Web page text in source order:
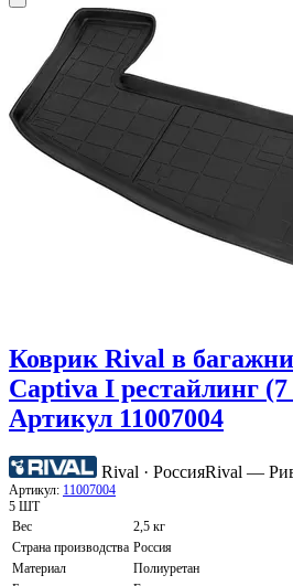
Коврик Rival в
Captiva I рестайлинг (7
Артикул 11007004
Rival · РоссияRival —
Артикул: 11007004
5 ШТ
Вес
2,5 кг
Страна производства Россия
Материал
Полиуретан